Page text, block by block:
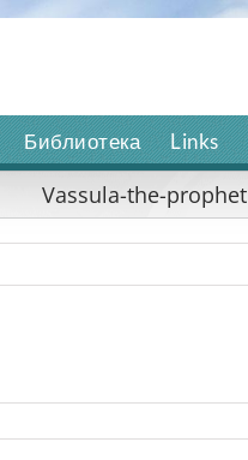
Библиотека Links
Vassula-the-prophet